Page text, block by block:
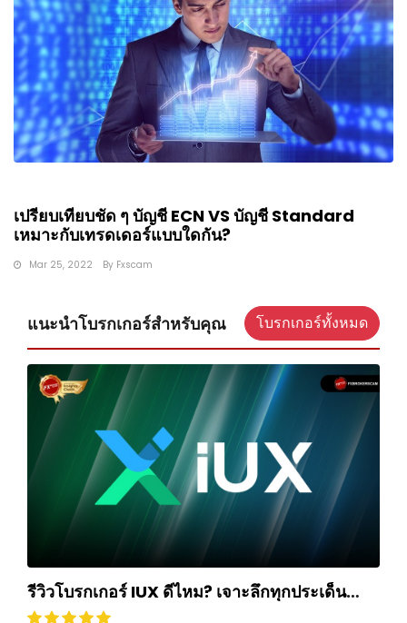
เปรียบเทียบชัด ๆ บัญชี ECN VS บัญชี Standard
เหมาะกับเทรดเดอร์แบบใดกัน?
Mar 25, 2022 By Fxscam
แนะนำโบรกเกอร์สำหรับคุณ โบรกเกอร์ทั้งหมด
รีวิวโบรกเกอร์ IUX ดีไหม? เจาะลึกทุกประเด็น
ฉบับปี 2025